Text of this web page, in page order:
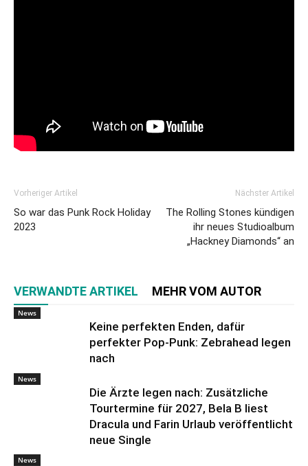
Vorheriger Artikel
So war das Punk Rock Holiday
2023
Nächster Artikel
The Rolling Stones kündigen
ihr neues Studioalbum
„Hackney Diamonds“ an
VERWANDTE ARTIKEL MEHR VOM AUTOR
News
Keine perfekten Enden, dafür
perfekter Pop-Punk: Zebrahead legen
nach
News
Die Ärzte legen nach: Zusätzliche
Tourtermine für 2027, Bela B liest
Dracula und Farin Urlaub veröffentlicht
neue Single
News